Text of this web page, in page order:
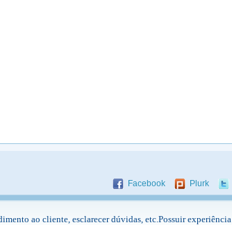
Facebook Plurk
ao cliente, esclarecer dúvidas, etc.Possuir experiência